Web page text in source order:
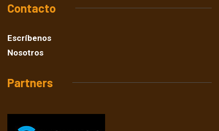
Contacto
Escríbenos
Nosotros
Partners